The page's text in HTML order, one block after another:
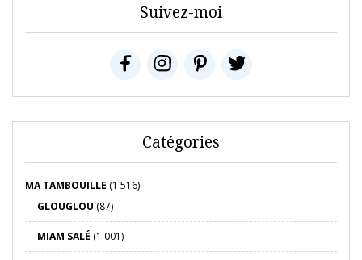
Suivez-moi
Catégories
MA TAMBOUILLE (1 516)
GLOUGLOU (87)
MIAM SALÉ (1 001)